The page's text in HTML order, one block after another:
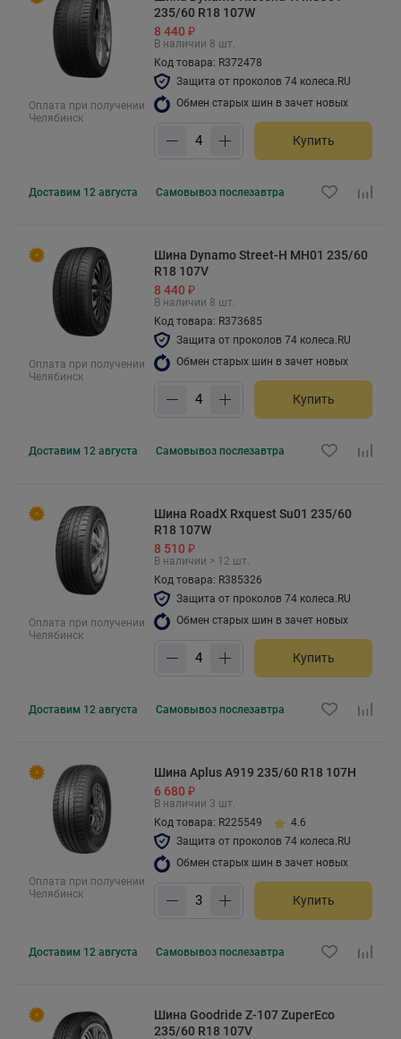
Оплата при получении
Челябинск
235/60 R18 107W
8 440 ₽
В наличии 8 шт.
Код товара: R372478
Защита от проколов 74 колеса.RU
Обмен старых шин в зачет новых
Купить
Доставим 12 августа Самовывоз послезавтра
Оплата при получении
Челябинск
Шина Dynamo Street-H MH01 235/60
R18 107V
8 440 ₽
В наличии 8 шт.
Код товара: R373685
Защита от проколов 74 колеса.RU
Обмен старых шин в зачет новых
Купить
Доставим 12 августа Самовывоз послезавтра
Оплата при получении
Челябинск
Шина RoadX Rxquest Su01 235/60
R18 107W
8 510 ₽
В наличии > 12 шт.
Код товара: R385326
Защита от проколов 74 колеса.RU
Обмен старых шин в зачет новых
Купить
Доставим 12 августа Самовывоз послезавтра
Оплата при получении
Челябинск
Шина Aplus A919 235/60 R18 107H
6 680 ₽
В наличии 3 шт.
Код товара: R225549
4.6
Защита от проколов 74 колеса.RU
Обмен старых шин в зачет новых
Купить
Доставим 12 августа Самовывоз послезавтра
Шина Goodride Z-107 ZuperEco
235/60 R18 107V